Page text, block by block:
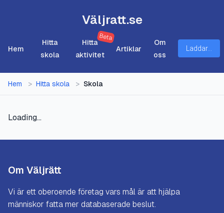
Väljratt.se
Hem
Hitta
skola
Hitta
aktivitet
Beta
Artiklar
Om
oss
Laddar...
Hem > Hitta skola > Skola
Loading...
Om Väljrätt
Vi är ett oberoende företag vars mål är att hjälpa
människor fatta mer databaserade beslut.